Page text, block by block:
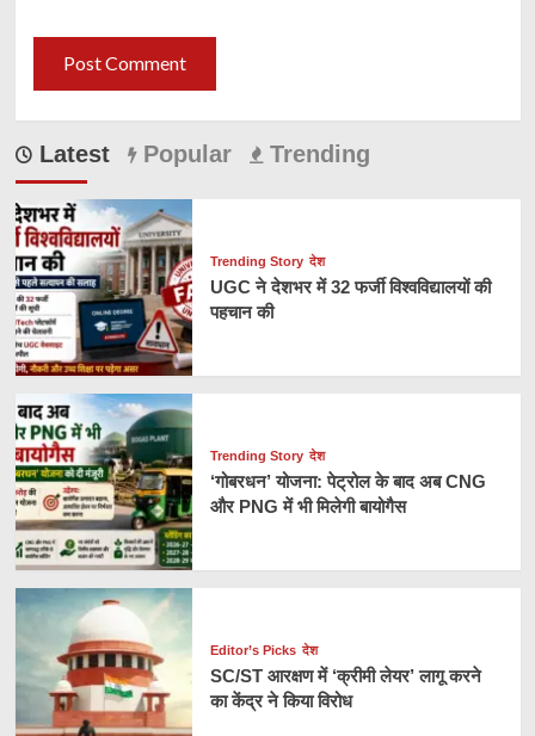
Latest Popular Trending
Trending Story देश
UGC ने देशभर में 32 फर्जी विश्वविद्यालयों की
पहचान की
Trending Story देश
‘गोबरधन’ योजना: पेट्रोल के बाद अब CNG
और PNG में भी मिलेगी बायोगैस
Editor’s Picks देश
SC/ST आरक्षण में ‘क्रीमी लेयर’ लागू करने
का केंद्र ने किया विरोध